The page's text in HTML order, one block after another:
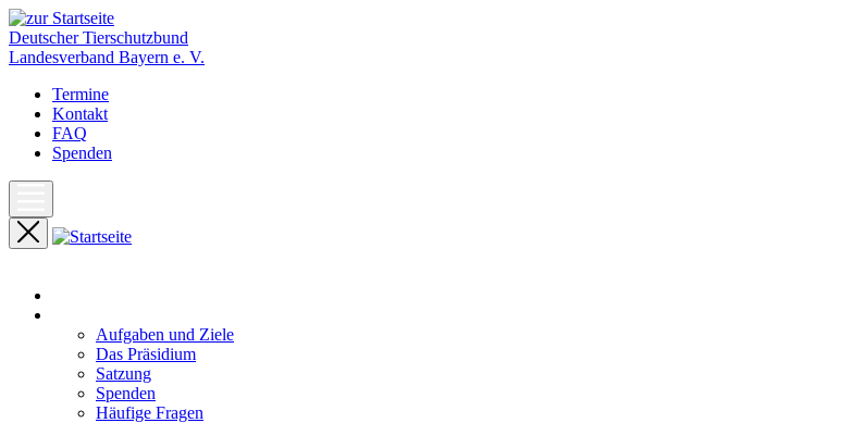
Deutscher Tierschutzbund
Landesverband Bayern e. V.
Termine
Kontakt
FAQ
Spenden
Aufgaben und Ziele
Das Präsidium
Satzung
Spenden
Häufige Fragen